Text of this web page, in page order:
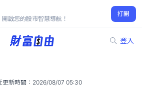
啟您的股市智慧導航！
打開
登入
17.60
-0.84%
更新時間： 2026/08/07 05:30